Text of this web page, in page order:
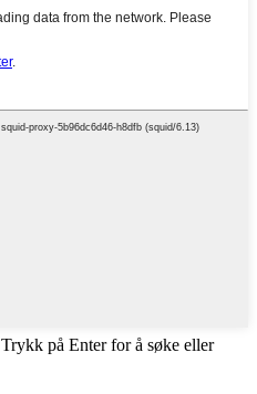
Trykk på Enter for å søke eller